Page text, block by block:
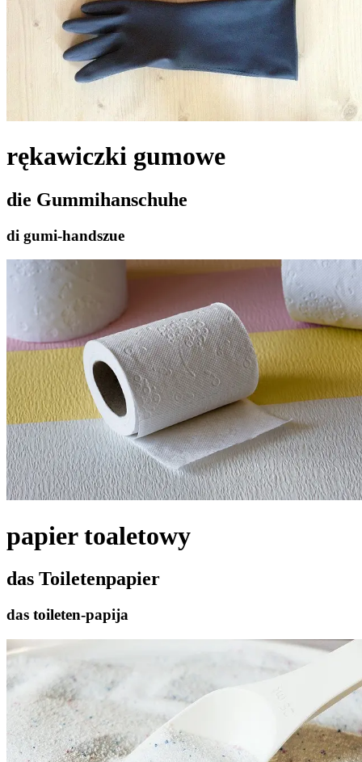
rękawiczki gumowe
die Gummihanschuhe
di gumi-handszue
papier toaletowy
das Toiletenpapier
das toileten-papija